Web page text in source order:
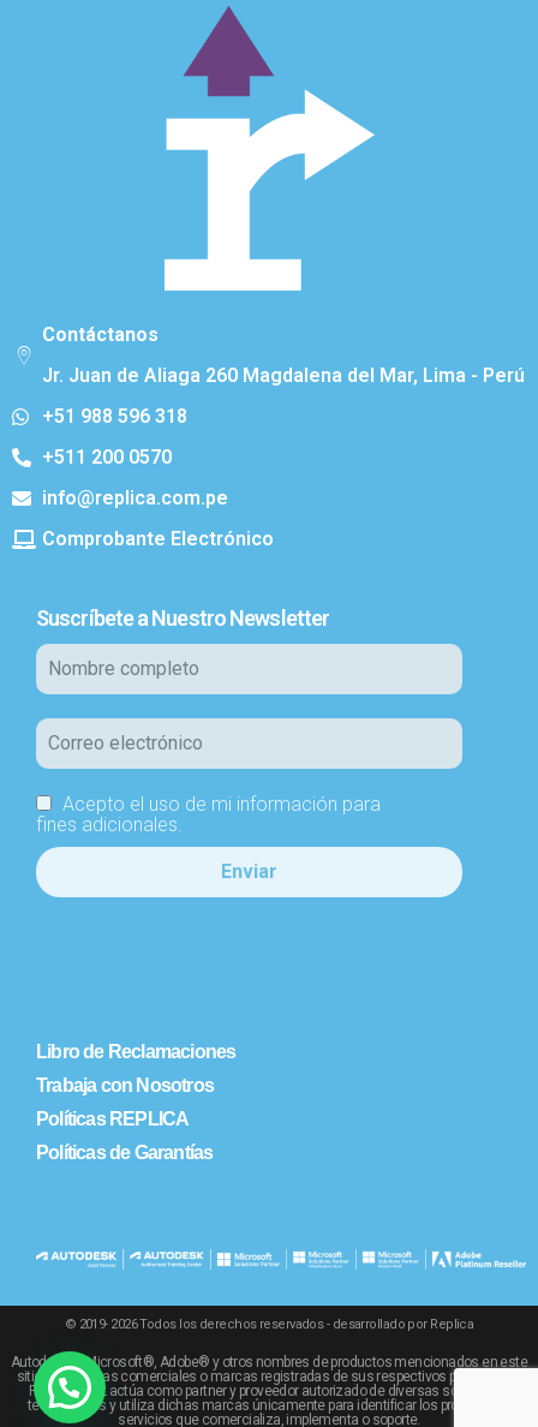
Contáctanos
Jr. Juan de Aliaga 260 Magdalena del Mar, Lima - Perú
+51 988 596 318
+511 200 0570
info@replica.com.pe
Comprobante Electrónico
Suscríbete a Nuestro Newsletter
Acepto el uso de mi información para
fines adicionales.
Libro de Reclamaciones
Trabaja con Nosotros
Políticas REPLICA
Políticas de Garantías
© 2019- 2026 Todos los derechos reservados - desarrollado por Replica
Autodesk®, Microsoft®, Adobe® y otros nombres de productos mencionados en este
sitio son marcas comerciales o marcas registradas de sus respectivos propietarios.
REPLICA SRL actúa como partner y proveedor autorizado de diversas soluciones
tecnológicas y utiliza dichas marcas únicamente para identificar los productos y
servicios que comercializa, implementa o soporte.